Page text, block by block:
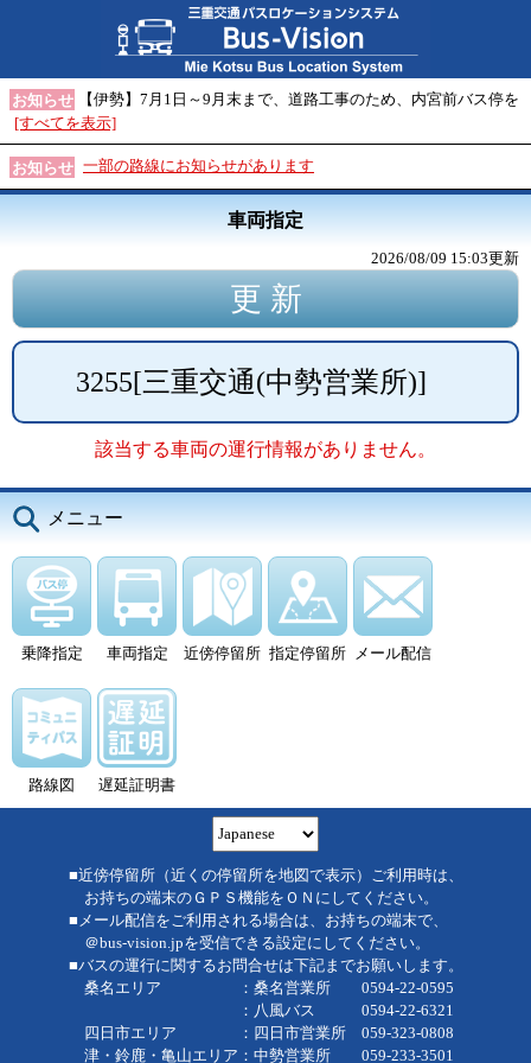
お知らせ
【伊勢】7月1日～9月末まで、道路工事のため、内宮前バス停を
[すべてを表示]
お知らせ 一部の路線にお知らせがあります
車両指定
2026/08/09 15:03更新
3255[三重交通(中勢営業所)]
該当する車両の運行情報がありません。
メニュー
乗降指定 車両指定 近傍停留所 指定停留所 メール配信
路線図 遅延証明書
■近傍停留所（近くの停留所を地図で表示）ご利用時は、
お持ちの端末のＧＰＳ機能をＯＮにしてください。
■メール配信をご利用される場合は、お持ちの端末で、
＠bus-vision.jpを受信できる設定にしてください。
■バスの運行に関するお問合せは下記までお願いします。
桑名エリア ：桑名営業所 0594-22-0595
：八風バス 0594-22-6321
四日市エリア ：四日市営業所 059-323-0808
津・鈴鹿・亀山エリア：中勢営業所 059-233-3501